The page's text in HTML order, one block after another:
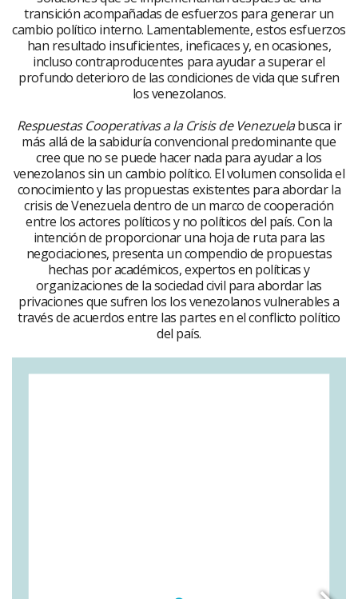
transición acompañadas de esfuerzos para generar un
cambio político interno. Lamentablemente, estos esfuerzos
han resultado insuficientes, ineficaces y, en ocasiones,
incluso contraproducentes para ayudar a superar el
profundo deterioro de las condiciones de vida que sufren
los venezolanos.
Respuestas Cooperativas a la Crisis de Venezuelabusca ir
más allá de la sabiduría convencional predominante que
cree que no se puede hacer nada para ayudar a los
venezolanos sin un cambio político. El volumen consolida el
conocimiento y las propuestas existentes para abordar la
crisis de Venezuela dentro de un marco de cooperación
entre los actores políticos y no políticos del país. Con la
intención de proporcionar una hoja de ruta para las
negociaciones, presenta un compendio de propuestas
hechas por académicos, expertos en políticas y
organizaciones de la sociedad civil para abordar las
privaciones que sufren los los venezolanos vulnerables a
través de acuerdos entre las partes en el conflicto político
del país.